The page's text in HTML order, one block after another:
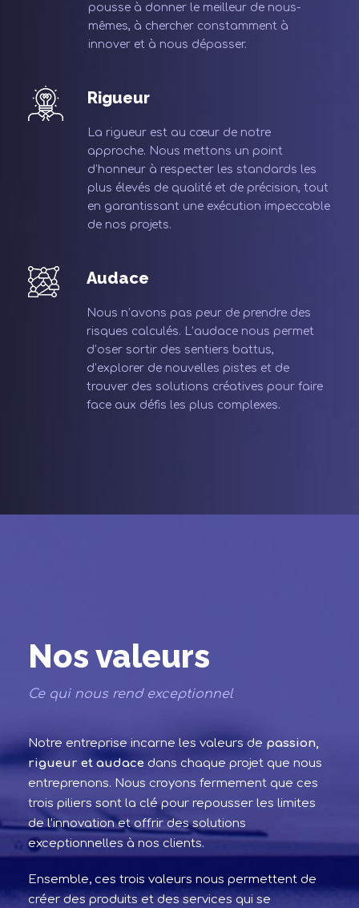
pousse à donner le meilleur de nous-
mêmes, à chercher constamment à
innover et à nous dépasser.
Rigueur
La rigueur est au cœur de notre
approche. Nous mettons un point
d’honneur à respecter les standards les
plus élevés de qualité et de précision, tout
en garantissant une exécution impeccable
de nos projets.
Audace
Nous n’avons pas peur de prendre des
risques calculés. L’audace nous permet
d’oser sortir des sentiers battus,
d’explorer de nouvelles pistes et de
trouver des solutions créatives pour faire
face aux défis les plus complexes.
Nos valeurs
Ce qui nous rend exceptionnel
Notre entreprise incarne les valeurs de passion,
rigueur et audace dans chaque projet que nous
entreprenons. Nous croyons fermement que ces
trois piliers sont la clé pour repousser les limites
de l’innovation et offrir des solutions
exceptionnelles à nos clients.
Ensemble, ces trois valeurs nous permettent de
créer des produits et des services qui se